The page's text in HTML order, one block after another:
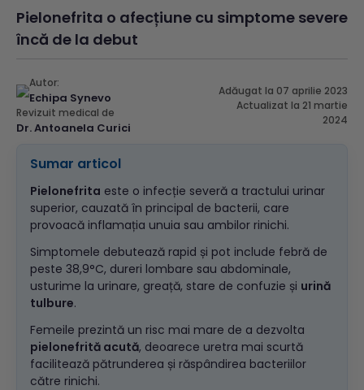
Pielonefrita o afecțiune cu simptome severe
încă de la debut
Autor:
Echipa Synevo
Revizuit medical de
Dr. Antoanela Curici
Adăugat la 07 aprilie 2023
Actualizat la 21 martie
2024
Sumar articol
Pielonefrita este o infecție severă a tractului urinar
superior, cauzată în principal de bacterii, care
provoacă inflamația unuia sau ambilor rinichi.
Simptomele debutează rapid și pot include febră de
peste 38,9°C, dureri lombare sau abdominale,
usturime la urinare, greață, stare de confuzie și urină
tulbure.
Femeile prezintă un risc mai mare de a dezvolta
pielonefrită acută, deoarece uretra mai scurtă
facilitează pătrunderea și răspândirea bacteriilor
către rinichi.